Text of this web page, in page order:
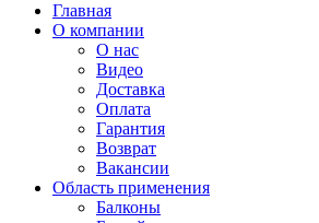
Главная
О компании
О нас
Видео
Доставка
Оплата
Гарантия
Возврат
Вакансии
Область применения
Балконы